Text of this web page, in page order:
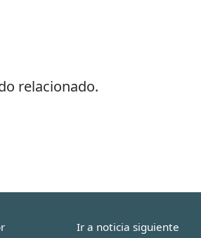
relacionado.
Ir a noticia siguiente